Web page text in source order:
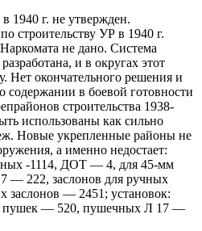
1940 г. не утвержден.
строительству УР в 1940 г.
не дано. Система
и в округах этот
Нет окончательного решения и
в боевой готовности
строительства 1938-
использованы как сильно
Новые укрепленные районы не
а именно недостает:
-1114, ДОТ — 4, для 45-мм
— 222, заслонов для руч­ных
— 2451; установок:
пушек — 520, пушечных Л 17 —